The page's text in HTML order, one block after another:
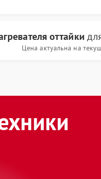
оттайки
Цена актуальна на